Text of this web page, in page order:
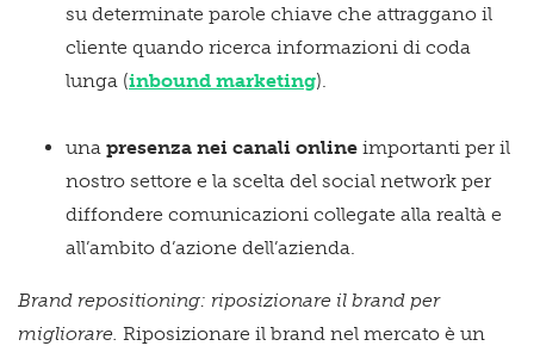
su determinate parole chiave che attraggano il
cliente quando ricerca informazioni di coda
lunga (inbound marketing).
una presenza nei canali online importanti per il
nostro settore e la scelta del social network per
diffondere comunicazioni collegate alla realtà e
all’ambito d’azione dell’azienda.
Brand repositioning: riposizionare il brand per
migliorare. Riposizionare il brand nel mercato è un